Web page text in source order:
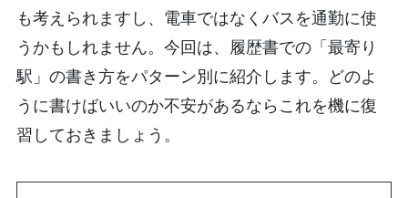
も考えられますし、電車ではなくバスを通勤に使
うかもしれません。今回は、履歴書での「最寄り
駅」の書き方をパターン別に紹介します。どのよ
うに書けばいいのか不安があるならこれを機に復
習しておきましょう。